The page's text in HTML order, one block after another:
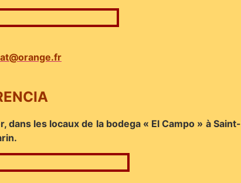
les locaux de la bodega « El Campo » à